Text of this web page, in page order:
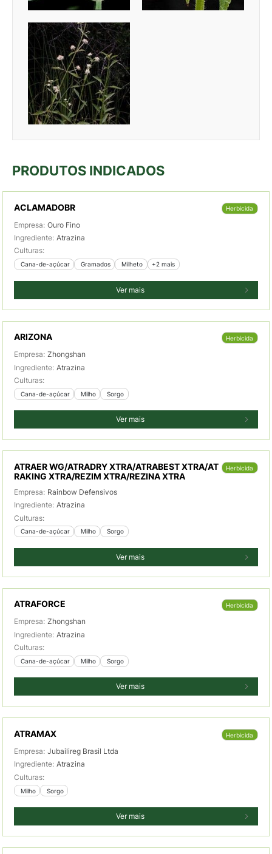
PRODUTOS INDICADOS
ACLAMADOBR Herbicida
Empresa: Ouro Fino
Ingrediente: Atrazina
Culturas:
Cana-de-açúcar Gramados Milheto +2 mais
Ver mais
ARIZONA Herbicida
Empresa: Zhongshan
Ingrediente: Atrazina
Culturas:
Cana-de-açúcar Milho Sorgo
Ver mais
ATRAER WG/ATRADRY XTRA/ATRABEST XTRA/AT
RAKING XTRA/REZIM XTRA/REZINA XTRA
Herbicida
Empresa: Rainbow Defensivos
Ingrediente: Atrazina
Culturas:
Cana-de-açúcar Milho Sorgo
Ver mais
ATRAFORCE Herbicida
Empresa: Zhongshan
Ingrediente: Atrazina
Culturas:
Cana-de-açúcar Milho Sorgo
Ver mais
ATRAMAX Herbicida
Empresa: Jubailireg Brasil Ltda
Ingrediente: Atrazina
Culturas:
Milho Sorgo
Ver mais